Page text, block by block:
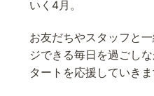
いく4月。
お友だちやスタッフと
ジできる毎日を過ごし
タートを応援していきま